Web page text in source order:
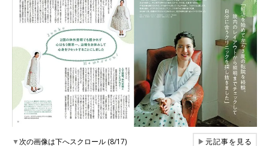
▼次の画像は下へスクロール (8/17) ▶元記事を見る